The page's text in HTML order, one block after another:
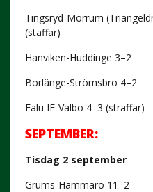
Tingsryd-Mörrum
(staffar)
Hanviken-Huddinge 3–2
Borlänge-Strömsbro 4–2
Falu IF-Valbo 4–3 (straffar)
SEPTEMBER:
Tisdag 2 september
Grums-Hammarö 11–2